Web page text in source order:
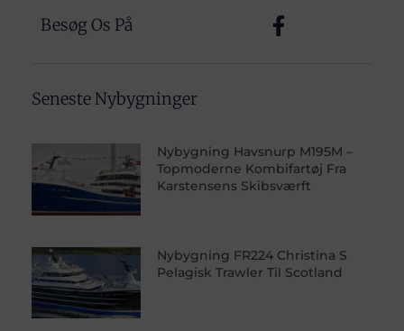
Besøg Os På
Seneste Nybygninger
Nybygning Havsnurp M195M –
Topmoderne Kombifartøj Fra
Karstensens Skibsværft
Nybygning FR224 Christina S
Pelagisk Trawler Til Scotland